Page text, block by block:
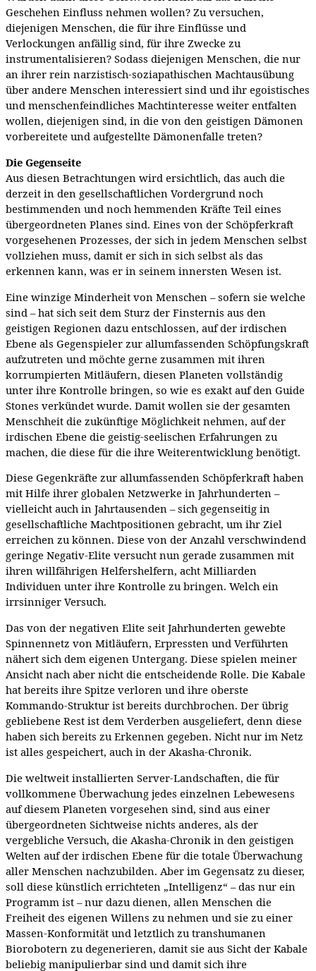
Geschehen Einfluss nehmen wollen? Zu versuchen,
diejenigen Menschen, die für ihre Einflüsse und
Verlockungen anfällig sind, für ihre Zwecke zu
instrumentalisieren? Sodass diejenigen Menschen, die nur
an ihrer rein narzistisch-soziapathischen Machtausübung
über andere Menschen interessiert sind und ihr egoistisches
und menschenfeindliches Machtinteresse weiter entfalten
wollen, diejenigen sind, in die von den geistigen Dämonen
vorbereitete und aufgestellte Dämonenfalle treten?
Die Gegenseite
Aus diesen Betrachtungen wird ersichtlich, das auch die
derzeit in den gesellschaftlichen Vordergrund noch
bestimmenden und noch hemmenden Kräfte Teil eines
übergeordneten Planes sind. Eines von der Schöpferkraft
vorgesehenen Prozesses, der sich in jedem Menschen selbst
vollziehen muss, damit er sich in sich selbst als das
erkennen kann, was er in seinem innersten Wesen ist.
Eine winzige Minderheit von Menschen – sofern sie welche
sind – hat sich seit dem Sturz der Finsternis aus den
geistigen Regionen dazu entschlossen, auf der irdischen
Ebene als Gegenspieler zur allumfassenden Schöpfungskraft
aufzutreten und möchte gerne zusammen mit ihren
korrumpierten Mitläufern, diesen Planeten vollständig
unter ihre Kontrolle bringen, so wie es exakt auf den Guide
Stones verkündet wurde. Damit wollen sie der gesamten
Menschheit die zukünftige Möglichkeit nehmen, auf der
irdischen Ebene die geistig-seelischen Erfahrungen zu
machen, die diese für die ihre Weiterentwicklung benötigt.
Diese Gegenkräfte zur allumfassenden Schöpferkraft haben
mit Hilfe ihrer globalen Netzwerke in Jahrhunderten –
vielleicht auch in Jahrtausenden – sich gegenseitig in
gesellschaftliche Machtpositionen gebracht, um ihr Ziel
erreichen zu können. Diese von der Anzahl verschwindend
geringe Negativ-Elite versucht nun gerade zusammen mit
ihren willfährigen Helfershelfern, acht Milliarden
Individuen unter ihre Kontrolle zu bringen. Welch ein
irrsinniger Versuch.
Das von der negativen Elite seit Jahrhunderten gewebte
Spinnennetz von Mitläufern, Erpressten und Verführten
nähert sich dem eigenen Untergang. Diese spielen meiner
Ansicht nach aber nicht die entscheidende Rolle. Die Kabale
hat bereits ihre Spitze verloren und ihre oberste
Kommando-Struktur ist bereits durchbrochen. Der übrig
gebliebene Rest ist dem Verderben ausgeliefert, denn diese
haben sich bereits zu Erkennen gegeben. Nicht nur im Netz
ist alles gespeichert, auch in der Akasha-Chronik.
Die weltweit installierten Server-Landschaften, die für
vollkommene Überwachung jedes einzelnen Lebewesens
auf diesem Planeten vorgesehen sind, sind aus einer
übergeordneten Sichtweise nichts anderes, als der
vergebliche Versuch, die Akasha-Chronik in den geistigen
Welten auf der irdischen Ebene für die totale Überwachung
aller Menschen nachzubilden. Aber im Gegensatz zu dieser,
soll diese künstlich errichteten „Intelligenz“ – das nur ein
Programm ist – nur dazu dienen, allen Menschen die
Freiheit des eigenen Willens zu nehmen und sie zu einer
Massen-Konformität und letztlich zu transhumanen
Biorobotern zu degenerieren, damit sie aus Sicht der Kabale
beliebig manipulierbar sind und damit sich ihre